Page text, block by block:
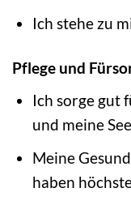
Ich stehe zu
Pflege und
Ich sorge gut
und meine
Meine
haben